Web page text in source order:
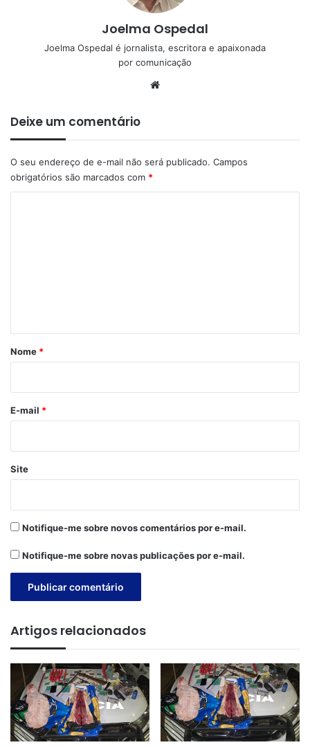
Joelma Ospedal
Joelma Ospedal é jornalista, escritora e apaixonada
por comunicação
Deixe um comentário
O seu endereço de e-mail não será publicado. Campos
obrigatórios são marcados com *
r
*
Nome *
E-mail *
Site
Notifique-me sobre novos comentários por e-mail.
Notifique-me sobre novas publicações por e-mail.
Artigos relacionados